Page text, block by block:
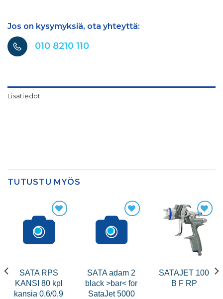
Jos on kysymyksiä, ota yhteyttä:
010 8210 110
Lisätiedot
TUTUSTU MYÖS
SATA RPS
KANSI 80 kpl
kansia 0,6/0,9
SATA adam 2
black >bar< for
SataJet 5000
SATAJET 100
B F RP